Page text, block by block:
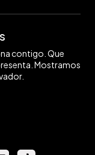
contigo. Que
Mostramos